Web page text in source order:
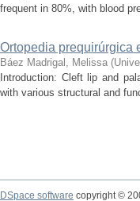
frequent in 80%, with blood
Ortopedia prequirúrgica
Báez Madrigal, Melissa (
Introduction: Cleft lip and
with various structural and
DSpace software copyright ©